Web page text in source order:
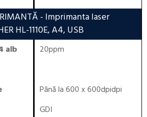
- Imprimanta laser
HL-1110E, A4, USB
alb
20ppm
Până la 600 x 600dpidpi
GDI